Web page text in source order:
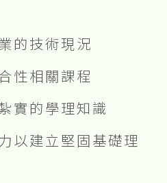
的技術現況
性相關課程
實的學理知識
以建立堅固基礎理